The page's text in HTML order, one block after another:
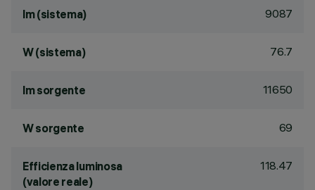
lm (sistema) 9087
W (sistema) 76.7
lm sorgente 11650
W sorgente 69
Efficienza luminosa
(valore reale)
118.47